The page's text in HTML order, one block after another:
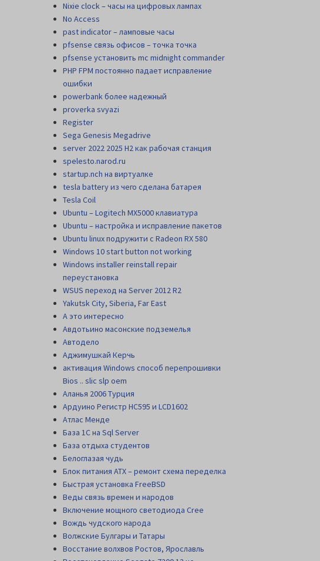
Nixie clock – часы на цифровых лампах
No Access
past indicator – ламповые часы
pfsense связь офисов – точка точка
pfsense установить mc midnight commander
PHP FPM постоянно падает исправление
ошибки
powerbank более надежный
proverka svyazi
Register
Sega Genesis Megadrive
server 2022 2025 H2 как рабочая станция
spelesto.narod.ru
startup.nch на виртуалке
tesla battery из чего сделана батарея
Tesla Coil
Ubuntu – Logitech MX5000 клавиатура
Ubuntu – настройка и исправление пакетов
Ubuntu linux подружити с Radeon RX 580
Windows 10 start button not working
Windows installer reinstall repair
переустановка
WSUS переход на Server 2012 R2
Yakutsk City, Siberia, Far East
А это интересно
Авдотьино масонские подземелья
Автодело
Аджимушкай Керчь
активация Windows способ перепрошивки
Bios .. slic slp oem
Аланья 2006 Турция
Ардуино Регистр НС595 и LCD1602
Атлас Менде
База 1С на Sql Server
База отдыха студентов
Белоглазая чудь
Блок питания АТХ – ремонт схема переделка
Быстрая установка FreeBSD
Веды связь времен и народов
Включение мощного светодиода Cree
Вождь чудского народа
Волжские Булгары и Татары
Восстание волхвов Ростов, Ярославль